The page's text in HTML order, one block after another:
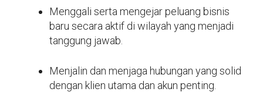
Menggali serta mengejar peluang bisnis
baru secara aktif di wilayah yang menjadi
tanggung jawab.
Menjalin dan menjaga hubungan yang solid
dengan klien utama dan akun penting.